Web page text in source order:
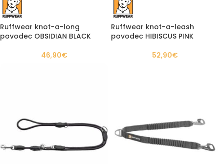
Ruffwear knot-a-long
povodec OBSIDIAN BLACK
46,90€
Ruffwear knot-a-leash
povodec HIBISCUS PINK
52,90€